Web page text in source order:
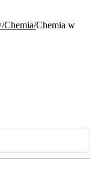
Chemia Chemia w